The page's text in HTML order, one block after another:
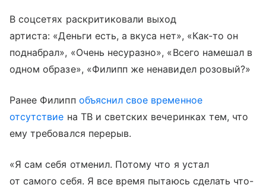
В соцсетях раскритиковали выход
артиста: «Деньги есть, а вкуса нет», «Как-то он
поднабрал», «Очень несуразно», «Всего намешал в
одном образе», «Филипп же ненавидел розовый?»
Ранее Филипп объяснил свое временное
отсутствие на ТВ и светских вечеринках тем, что
ему требовался перерыв.
«Я сам себя отменил. Потому что я устал
от самого себя. Я все время пытаюсь сделать что-